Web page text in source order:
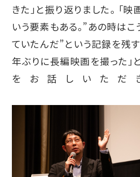
きた」と振り返りました。 「
いう要素もある。”あの時は
ていたんだ”という記録を残
年ぶりに長編映画を撮った」
をお話しいただ